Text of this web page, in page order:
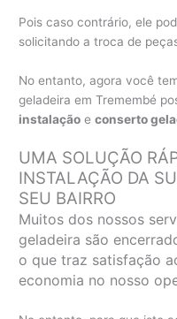
Pois caso contrário, ele
solicitando a troca de
No entanto, agora você
geladeira em Tremembé
instalação econserto
UMA SOLUÇÃO
INSTALAÇÃO DA
SEU BAIRRO
Muitos dos nossos
geladeira são
o que traz satisfação
economia no nosso